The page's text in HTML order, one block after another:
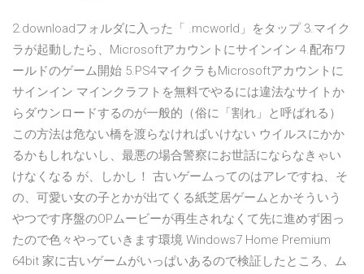
2.downloadフォルダに入った「 .mcworld」をタップ 3.マイク
ラが起動したら、Microsoftアカウントにサインイン 4.配布ワ
ールドのゲーム開始 5.PS4マイクラもMicrosoftアカウントに
サインイン マインクラフトを無料でやるには違法なサイトか
らダウンロードするのが一般的（俗に「割れ」と呼ばれる）
この方法は危ない橋を渡らなければいけない ウイルスにかか
るかもしれないし、最悪の場合警察にお世話にならなきゃい
けなくなる が、しかし！ 古いゲームってのはアレですね、そ
の、可愛い女の子とかが出てくる紙芝居ゲームとかそういう
やつです序盤のOPムービーが再生されなくて先に進めず困っ
たので色々やっていきます環境 Windows7 Home Premium
64bit 家に古いゲームがいっぱいあるので検証したところ、ム